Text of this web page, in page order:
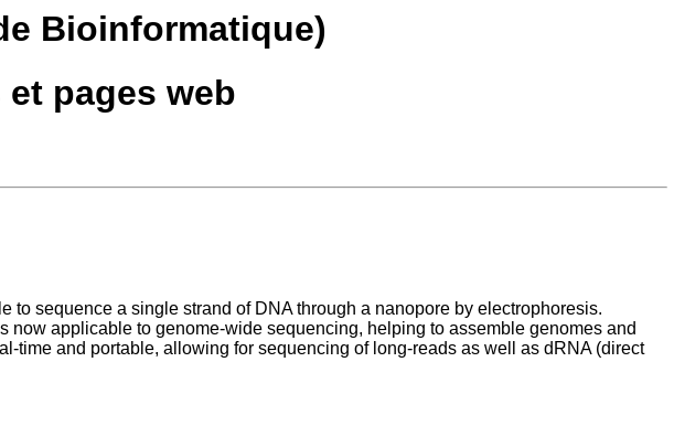
Bioinformatique)
pages web
sequence a single strand of DNA through a nanopore by electrophoresis.
applicable to genome-wide sequencing, helping to assemble genomes and
time and portable, allowing for sequencing of long-reads as well as dRNA (direct